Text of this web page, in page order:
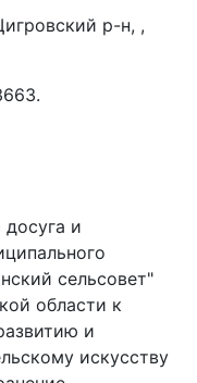
р-н, ,
.
досуга и
сельсовет"
области к
и
искусству